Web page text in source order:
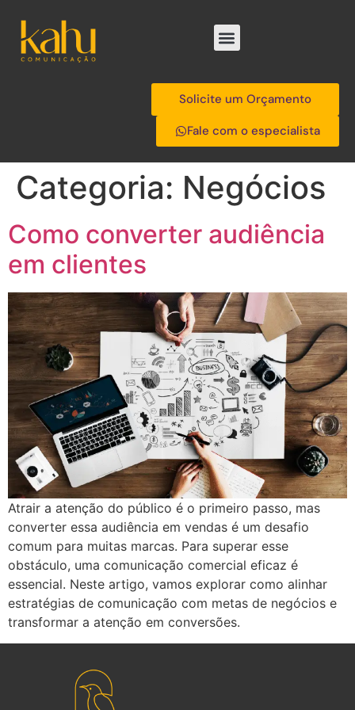
Solicite um Orçamento
Fale com o especialista
Categoria: Negócios
Como converter audiência
em clientes
Atrair a atenção do público é o primeiro passo, mas
converter essa audiência em vendas é um desafio
comum para muitas marcas. Para superar esse
obstáculo, uma comunicação comercial eficaz é
essencial. Neste artigo, vamos explorar como alinhar
estratégias de comunicação com metas de negócios e
transformar a atenção em conversões.